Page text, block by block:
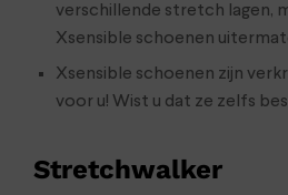
verschillende stretch lagen,
Xsensible schoenen
Xsensible schoenen zijn
voor u! Wist u dat ze zelfs
Stretchwalker